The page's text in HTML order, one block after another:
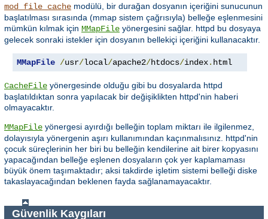
mod_file_cache modülü, bir durağan dosyanın içeriğini sunucunun
başlatılması sırasında (mmap sistem çağrısıyla) belleğe eşlenmesini
mümkün kılmak için MMapFile yönergesini sağlar. httpd bu dosyaya
gelecek sonraki istekler için dosyanın bellekiçi içeriğini kullanacaktır.
MMapFile /usr/local/apache2/htdocs/index. html
CacheFile yönergesinde olduğu gibi bu dosyalarda httpd
başlatıldıktan sonra yapılacak bir değişiklikten httpd'nin haberi
olmayacaktır.
MMapFile yönergesi ayırdığı belleğin toplam miktarı ile ilgilenmez,
dolayısıyla yönergenin aşırı kullanımından kaçınmalısınız. httpd'nin
çocuk süreçlerinin her biri bu belleğin kendilerine ait birer kopyasını
yapacağından belleğe eşlenen dosyaların çok yer kaplamaması
büyük önem taşımaktadır; aksi takdirde işletim sistemi belleği diske
takaslayacağından beklenen fayda sağlanamayacaktır.
Güvenlik Kaygıları